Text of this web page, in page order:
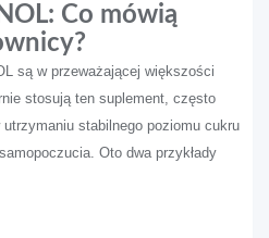
Co mówią
są w przeważającej większości
stosują ten suplement, często
stabilnego poziomu cukru
Oto dwa przykłady